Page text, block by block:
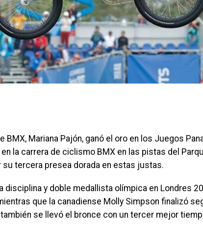
BMX, Mariana Pajón, ganó el oro en los Juegos
la carrera de ciclismo BMX en las pistas del
su tercera presea dorada en estas justas.
disciplina y doble medallista olímpica en Londres
que la canadiense Molly Simpson finalizó
se llevó el bronce con un tercer mejor